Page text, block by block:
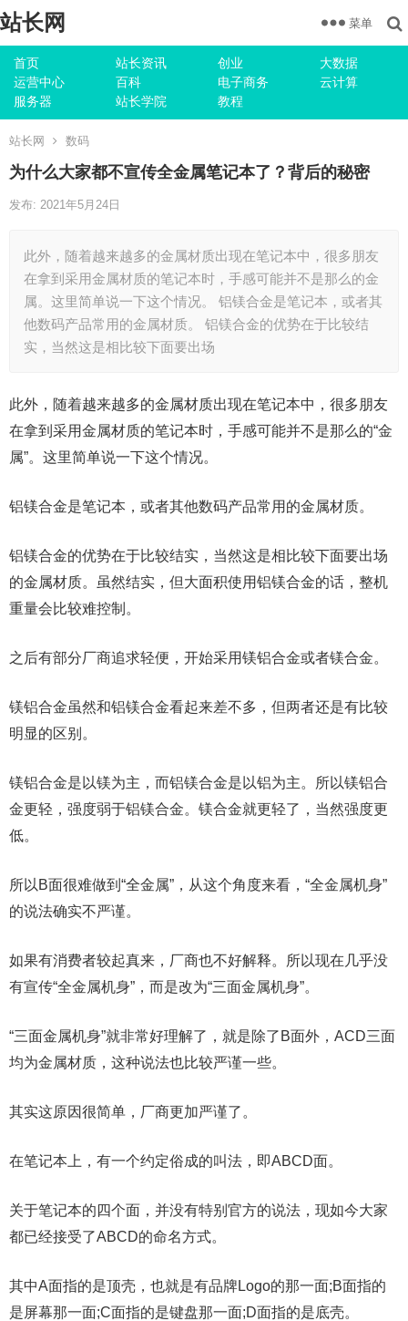
站长网
首页 站长资讯 创业
大数据
运营中心
百科 电子商务
云计算
服务器
站长学院 教程
菜单
站长网 数码
为什么大家都不宣传全金属笔记本了？背后的秘密
发布: 2021年5月24日
此外，随着越来越多的金属材质出现在笔记本中，很多朋友
在拿到采用金属材质的笔记本时，手感可能并不是那么的金
属。这里简单说一下这个情况。 铝镁合金是笔记本，或者其
他数码产品常用的金属材质。 铝镁合金的优势在于比较结
实，当然这是相比较下面要出场
此外，随着越来越多的金属材质出现在笔记本中，很多朋友
在拿到采用金属材质的笔记本时，手感可能并不是那么的“金
属”。这里简单说一下这个情况。
铝镁合金是笔记本，或者其他数码产品常用的金属材质。
铝镁合金的优势在于比较结实，当然这是相比较下面要出场
的金属材质。虽然结实，但大面积使用铝镁合金的话，整机
重量会比较难控制。
之后有部分厂商追求轻便，开始采用镁铝合金或者镁合金。
镁铝合金虽然和铝镁合金看起来差不多，但两者还是有比较
明显的区别。
镁铝合金是以镁为主，而铝镁合金是以铝为主。所以镁铝合
金更轻，强度弱于铝镁合金。镁合金就更轻了，当然强度更
低。
所以B面很难做到“全金属”，从这个角度来看，“全金属机身”
的说法确实不严谨。
如果有消费者较起真来，厂商也不好解释。所以现在几乎没
有宣传“全金属机身”，而是改为“三面金属机身”。
“三面金属机身”就非常好理解了，就是除了B面外，ACD三面
均为金属材质，这种说法也比较严谨一些。
其实这原因很简单，厂商更加严谨了。
在笔记本上，有一个约定俗成的叫法，即ABCD面。
关于笔记本的四个面，并没有特别官方的说法，现如今大家
都已经接受了ABCD的命名方式。
其中A面指的是顶壳，也就是有品牌Logo的那一面;B面指的
是屏幕那一面;C面指的是键盘那一面;D面指的是底壳。